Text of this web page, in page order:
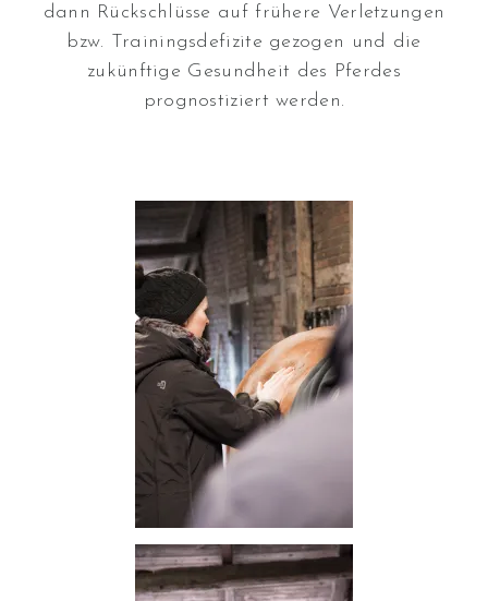
dann Rückschlüsse auf frühere Verletzungen
bzw. Trainingsdefizite gezogen und die
zukünftige Gesundheit des Pferdes
prognostiziert werden.